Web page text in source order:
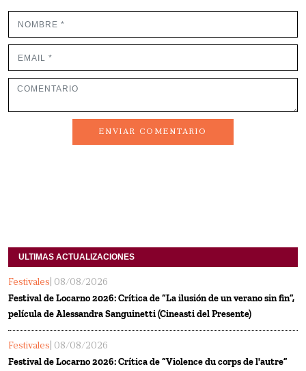
ENVIAR COMENTARIO
ULTIMAS ACTUALIZACIONES
Festivales | 08/08/2026
Festival de Locarno 2026: Crítica de “La ilusión de un verano sin fin”,
película de Alessandra Sanguinetti (Cineasti del Presente)
Festivales | 08/08/2026
Festival de Locarno 2026: Crítica de “Violence du corps de l'autre”